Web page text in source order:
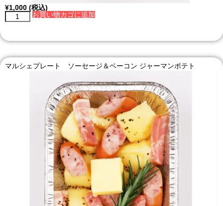
¥1,000 (税込)
お買い物カゴに追加
マルシェプレート ソーセージ＆ベーコン ジャーマンポテト